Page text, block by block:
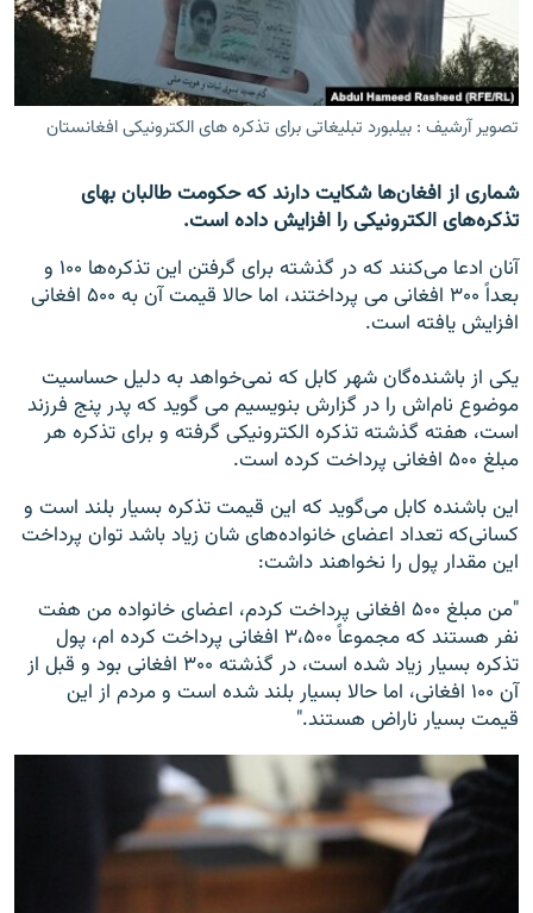
تماس
صفحه پشتو
Azadi English
به ما بپیوندید
همۀ سایت‌های رادیو آزادی/ رادیو اروپای آزاد
تصویر آرشیف : بیلبورد تبلیغاتی برای تذکره های الکترونیکی افغانستان
شماری از افغان‌ها شکایت دارند که حکومت طالبان بهای
تذکره‌های الکترونیکی را افزایش داده است.
آنان ادعا می‌کنند که در گذشته برای گرفتن این تذکره‌ها ۱۰۰ و
بعداً ۳۰۰ افغانی می پرداختند، اما حالا قیمت آن به ۵۰۰ افغانی
افزایش یافته است.
یکی از باشنده‌گان شهر کابل که نمی‌خواهد به دلیل حساسیت
موضوع نام‌اش را در گزارش بنویسیم می گوید که پدر پنج فرزند
است، هفته گذشته تذکره الکترونیکی گرفته و برای تذکره هر
مبلغ ۵۰۰ افغانی پرداخت کرده است.
این باشنده کابل می‌گوید که این قیمت تذکره بسیار بلند است و
کسانی‌که تعداد اعضای خانواده‌های شان زیاد باشد توان پرداخت
این مقدار پول را نخواهند داشت:
"من مبلغ ۵۰۰ افغانی پرداخت کردم، اعضای خانواده من هفت
نفر هستند که مجموعاً ۳،۵۰۰ افغانی پرداخت کرده ام، پول
تذکره بسیار زیاد شده است، در گذشته ۳۰۰ افغانی بود و قبل از
آن ۱۰۰ افغانی، اما حالا بسیار بلند شده است و مردم از این
قیمت بسیار ناراض هستند."